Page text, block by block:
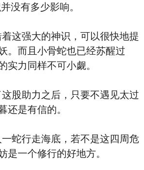
没有多少影响。
的神识，可以很快地提
。而且小骨蛇也已经苏醒过
实力同样不可小觑。
之后，只要不遇见太过
还是有信的。
海底，若不是这四周危
是一个修行的好地方。